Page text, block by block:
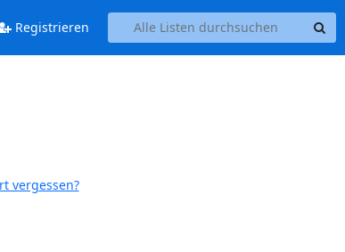
Registrieren
vergessen?